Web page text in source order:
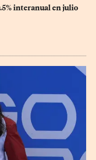
interanual en julio